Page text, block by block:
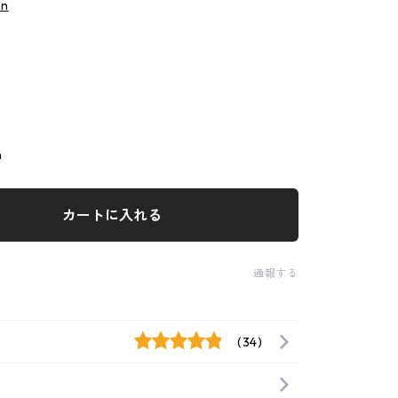
カートに入れる
通報する
(34)